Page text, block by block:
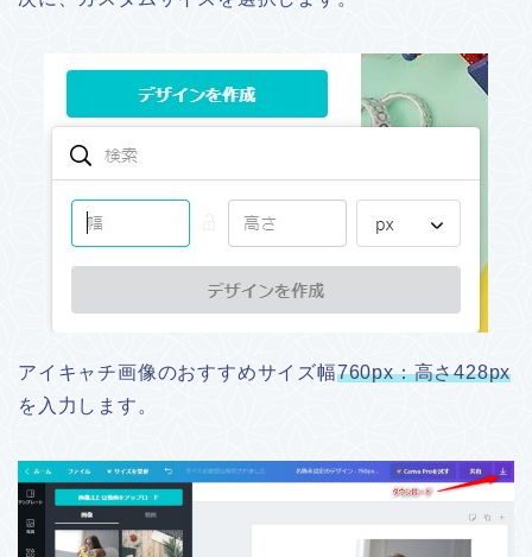
アイキャチ画像のおすすめサイズ幅760px：高さ428px
を入力します。